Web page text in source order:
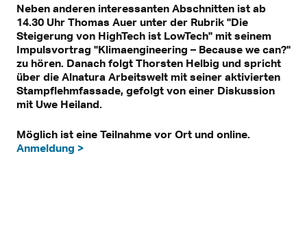
Neben anderen interessanten Abschnitten ist ab
14.30 Uhr Thomas Auer unter der Rubrik "Die
Steigerung von HighTech ist LowTech" mit seinem
Impulsvortrag "Klimaengineering – Because we can?"
zu hören. Danach folgt Thorsten Helbig und spricht
über die Alnatura Arbeitswelt mit seiner aktivierten
Stampflehmfassade, gefolgt von einer Diskussion
mit Uwe Heiland.
Möglich ist eine Teilnahme vor Ort und online.
Anmeldung >